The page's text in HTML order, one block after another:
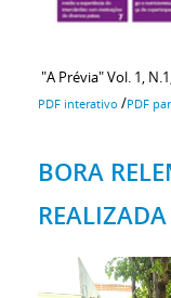
"A Prévia" Vol. 1,
PDF interativo /PDF
BORA